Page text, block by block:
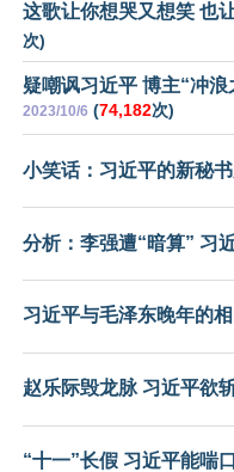
这歌让你想哭又想笑 也
次)
疑嘲讽习近平 博主“冲
2023/10/6 (74,182次)
小笑话：习近平的新秘
分析：李强遭“暗算” 习
习近平与毛泽东晚年的
赵乐际毁龙脉 习近平欲
“十一”长假 习近平能喘